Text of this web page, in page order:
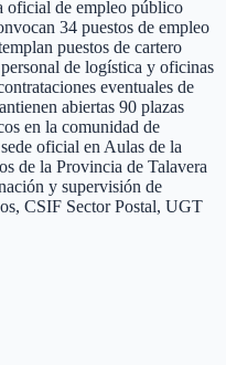
oficial de empleo público
34 puestos de empleo
puestos de cartero
de logística y oficinas
eventuales de
abiertas 90 plazas
en la comunidad de
oficial en Aulas de la
de la Provincia de Talavera
y supervisión de
CSIF Sector Postal, UGT